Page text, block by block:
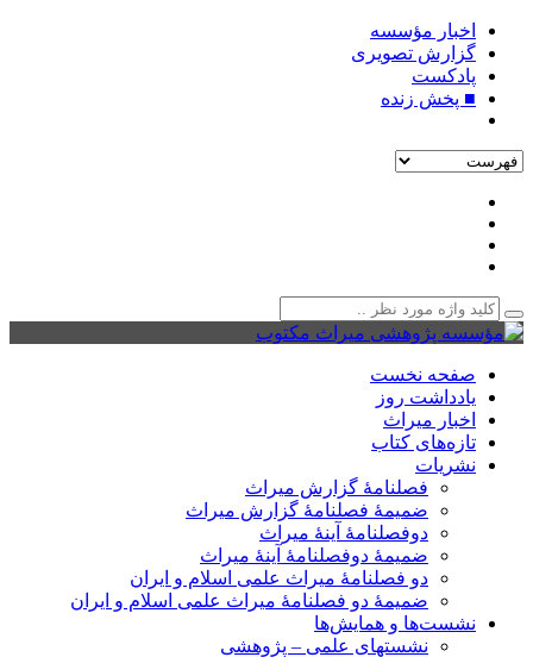
اخبار مؤسسه
گزارش تصویری
پادکست‌
■ پخش زنده
صفحه نخست
یادداشت روز
اخبار میراث
تازه‌های کتاب
نشریات
فصلنامۀ گزارش میراث
ضمیمۀ فصلنامۀ گزارش میراث
دوفصلنامۀ آینۀ میراث
ضمیمۀ دوفصلنامۀ آینۀ میراث
دو فصلنامۀ میراث علمی اسلام و ایران
ضمیمۀ دو فصلنامۀ میراث علمی اسلام و ایران
نشست‌ها و همایش‌ها
نشستهای علمی – پژوهشی